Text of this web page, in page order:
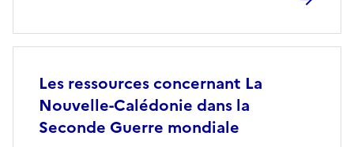
Les ressources concernant La
Nouvelle-Calédonie dans la
Seconde Guerre mondiale